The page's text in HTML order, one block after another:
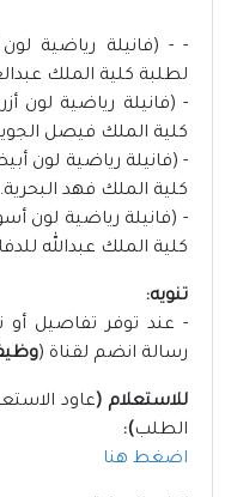
- - (فانيلة رياضية
لطلبة كلية الملك
- (فانيلة رياضية لون
كلية الملك فيصل
- (فانيلة رياضية لون
كلية الملك فهد البحرية.
- (فانيلة رياضية لون
كلية الملك عبدالله
تنويه:
- عند توفر تفاصيل
رسالة انضم لقناة (
للاستعلام (عاود
الطلب):
اضغط هنا